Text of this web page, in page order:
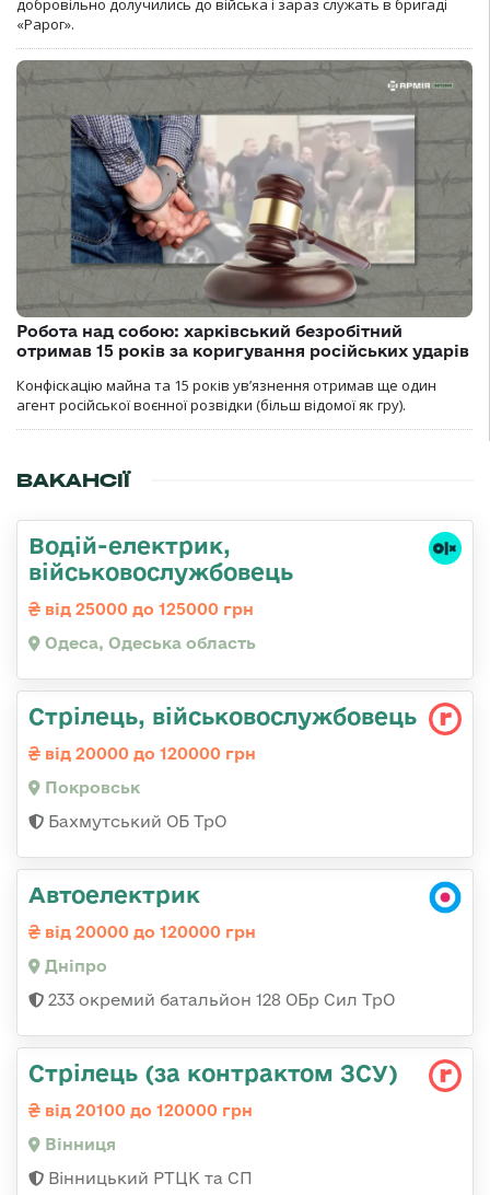
добровільно долучились до війська і зараз служать в бригаді
«Рарог».
Робота над собою: харківський безробітний
отримав 15 років за коригування російських ударів
Конфіскацію майна та 15 років увʼязнення отримав ще один
агент російської воєнної розвідки (більш відомої як гру).
ВАКАНСІЇ
Водій-електрик,
військовослужбовець
від 25000 до 125000 грн
Одеса, Одеська область
Стрілець, військовослужбовець
від 20000 до 120000 грн
Покровськ
Бахмутський ОБ ТрО
Автоелектрик
від 20000 до 120000 грн
Дніпро
233 окремий батальйон 128 ОБр Сил ТрО
Стрілець (за контрактом ЗСУ)
від 20100 до 120000 грн
Вінниця
Вінницький РТЦК та СП